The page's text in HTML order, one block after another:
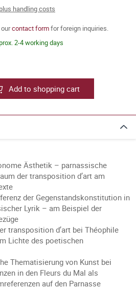
handling costs
ourcontact formfor foreign inquiries.
2-4 working days
Add to shopping cart
Ästhetik – parnassische
der transposition d’art am
der Gegenstandskonstitution in
Lyrik – am Beispiel der
transposition d’art bei Théophile
Lichte des poetischen
Thematisierung von Kunst bei
in den Fleurs du Mal als
auf den Parnasse